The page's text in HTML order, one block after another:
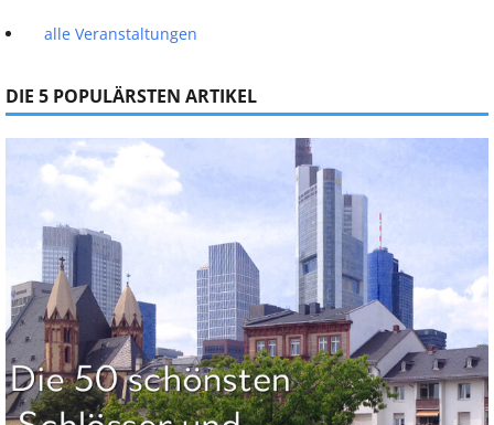
alle Veranstaltungen
DIE 5 POPULÄRSTEN ARTIKEL